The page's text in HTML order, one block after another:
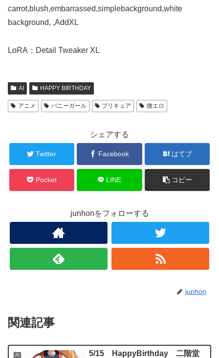
carrot,blush,embarrassed,simplebackground,white
background, ,AddXL
LoRA：Detail Tweaker XL
AI HAPPY BIRTHDAY
アニメ バニーガール プリキュア 微エロ
シェアする
Twitter Facebook はてブ
Pocket LINE コピー
junhonをフォローする
junhon
関連記事
AI
5/15 HappyBirthday 二階堂